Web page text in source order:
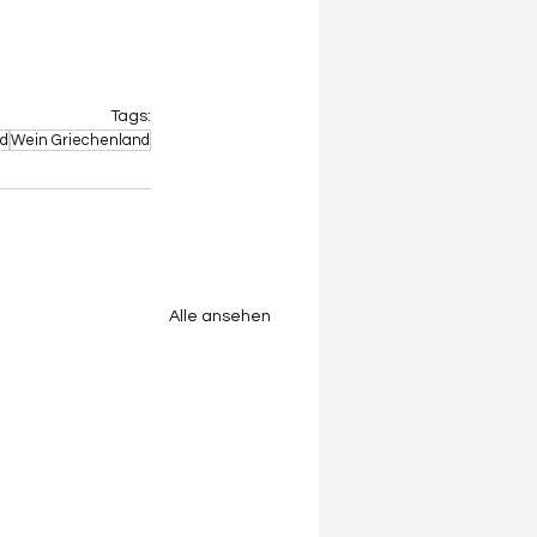
Tags:
Wein Griechenland
Alle ansehen